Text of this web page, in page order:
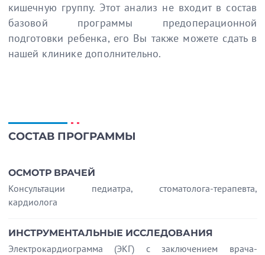
кишечную группу. Этот анализ не входит в состав
базовой программы предоперационной
подготовки ребенка, его Вы также можете сдать в
нашей клинике дополнительно.
СОСТАВ ПРОГРАММЫ
ОСМОТР ВРАЧЕЙ
Консультации педиатра, стоматолога-терапевта,
кардиолога
ИНСТРУМЕНТАЛЬНЫЕ ИССЛЕДОВАНИЯ
Электрокардиограмма (ЭКГ) с заключением врача-